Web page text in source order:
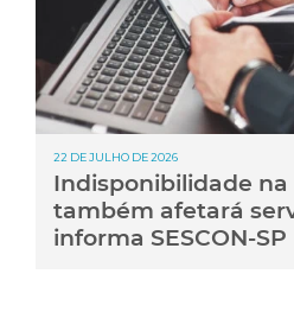
22 DE JULHO DE 2026
Indisponibilidade na
também afetará
informa SESCON-SP